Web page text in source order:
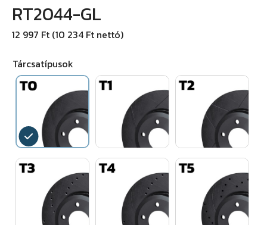
RT2044-GL
12 997 Ft (10 234 Ft nettó)
Tárcsatípusok